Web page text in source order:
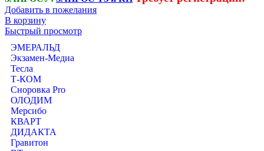
Добавить в пожелания
В корзину
Быстрый просмотр
ЭМЕРАЛЬД
Экзамен-Медиа
Тесла
Т-КОМ
Сноровка Pro
ОЛОДИМ
Мерсибо
КВАРТ
ДИДАКТА
Гравитон